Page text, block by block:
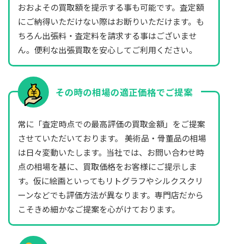
おおよその買取額を提示する事も可能です。査定額
にご納得いただけない際はお断りいただけます。も
ちろん出張料・査定料を請求する事はございませ
ん。便利な出張買取を安心してご利用ください。
その時の相場の適正価格でご提案
常に「査定時点での最高評価の買取金額」をご提案
させていただいております。 美術品・骨董品の相場
は日々変動いたします。当社では、お問い合わせ時
点の相場を基に、買取価格をお客様にご提示しま
す。仮に絵画といってもリトグラフやシルクスクリ
ーンなどでも評価方法が異なります。専門店だから
こそきめ細かなご提案を心がけております。